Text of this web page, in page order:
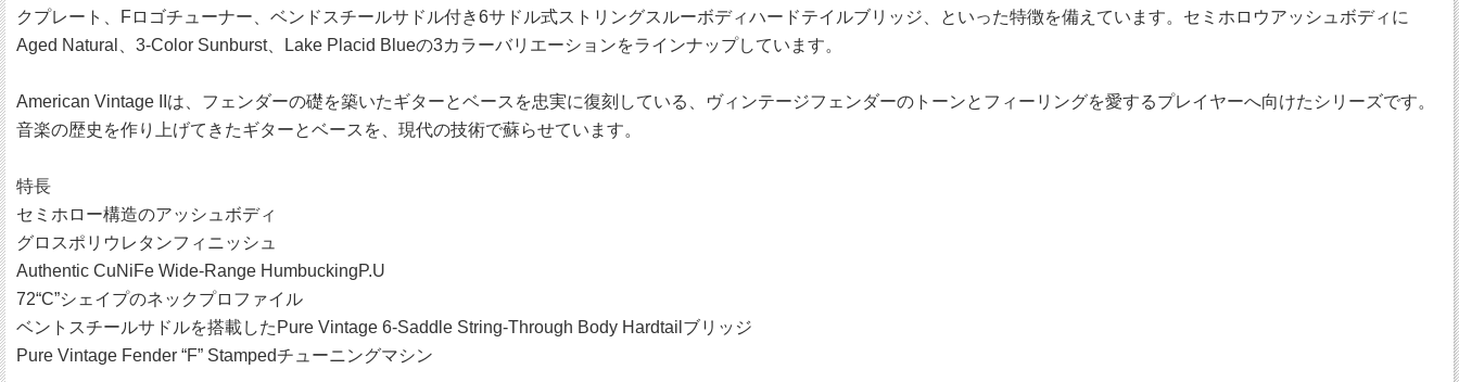
クプレート、Fロゴチューナー、ベンドスチールサドル付き6サドル式ストリングスルーボディハードテイルブリッジ、といった特徴を備えています。セミホロウアッシュボディに
Aged Natural、3-Color Sunburst、Lake Placid Blueの3カラーバリエーションをラインナップしています。
American Vintage IIは、フェンダーの礎を築いたギターとベースを忠実に復刻している、ヴィンテージフェンダーのトーンとフィーリングを愛するプレイヤーへ向けたシリーズです。
音楽の歴史を作り上げてきたギターとベースを、現代の技術で蘇らせています。
特長
セミホロー構造のアッシュボディ
グロスポリウレタンフィニッシュ
Authentic CuNiFe Wide-Range HumbuckingP.U
72“C”シェイプのネックプロファイル
ベントスチールサドルを搭載したPure Vintage 6-Saddle String-Through Body Hardtailブリッジ
Pure Vintage Fender “F” Stampedチューニングマシン